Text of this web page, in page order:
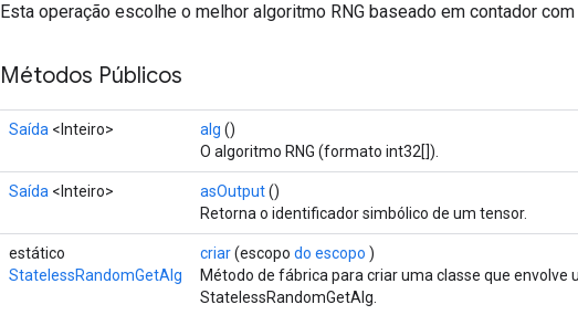
Esta operação escolhe o melhor algoritmo RNG baseado em contador
Métodos Públicos
Saída <Inteiro> alg ()
O algoritmo RNG (formato int32[]).
Saída <Inteiro> asOutput()
Retorna o identificador simbólico de um tensor.
estático
StatelessRandomGetAlg
criar(escopo do escopo )
Método de fábrica para criar uma classe que envolve
StatelessRandomGetAlg.